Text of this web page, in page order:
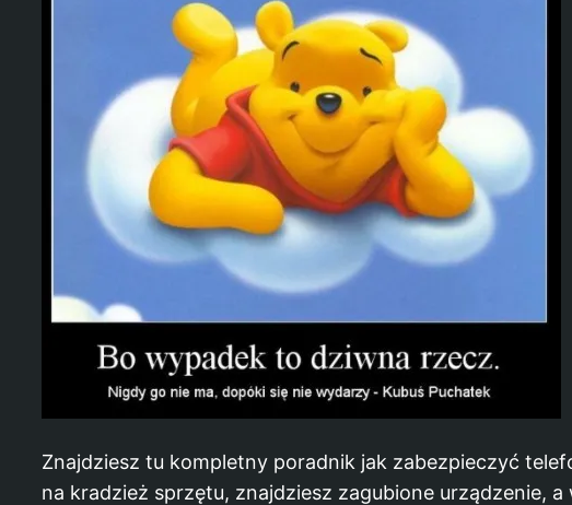
Znajdziesz tu kompletny poradnik jak zabezpieczyć
na kradzież sprzętu, znajdziesz zagubione urządzenie,